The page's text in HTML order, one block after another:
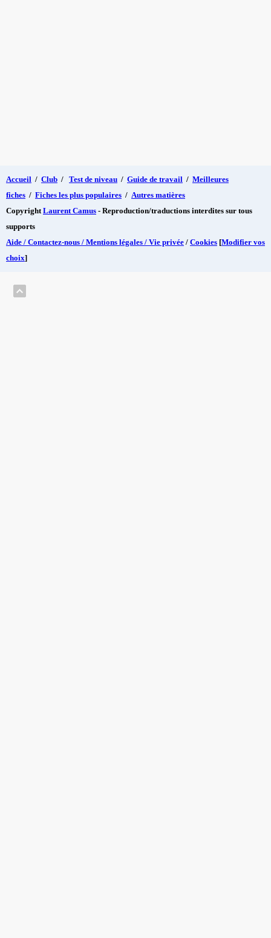
Accueil / Club / Test de niveau / Guide de travail / Meilleures
fiches / Fiches les plus populaires / Autres matières
Copyright Laurent Camus - Reproduction/traductions interdites sur tous
supports
Aide / Contactez-nous / Mentions légales / Vie privée / Cookies [Modifier vos
choix]